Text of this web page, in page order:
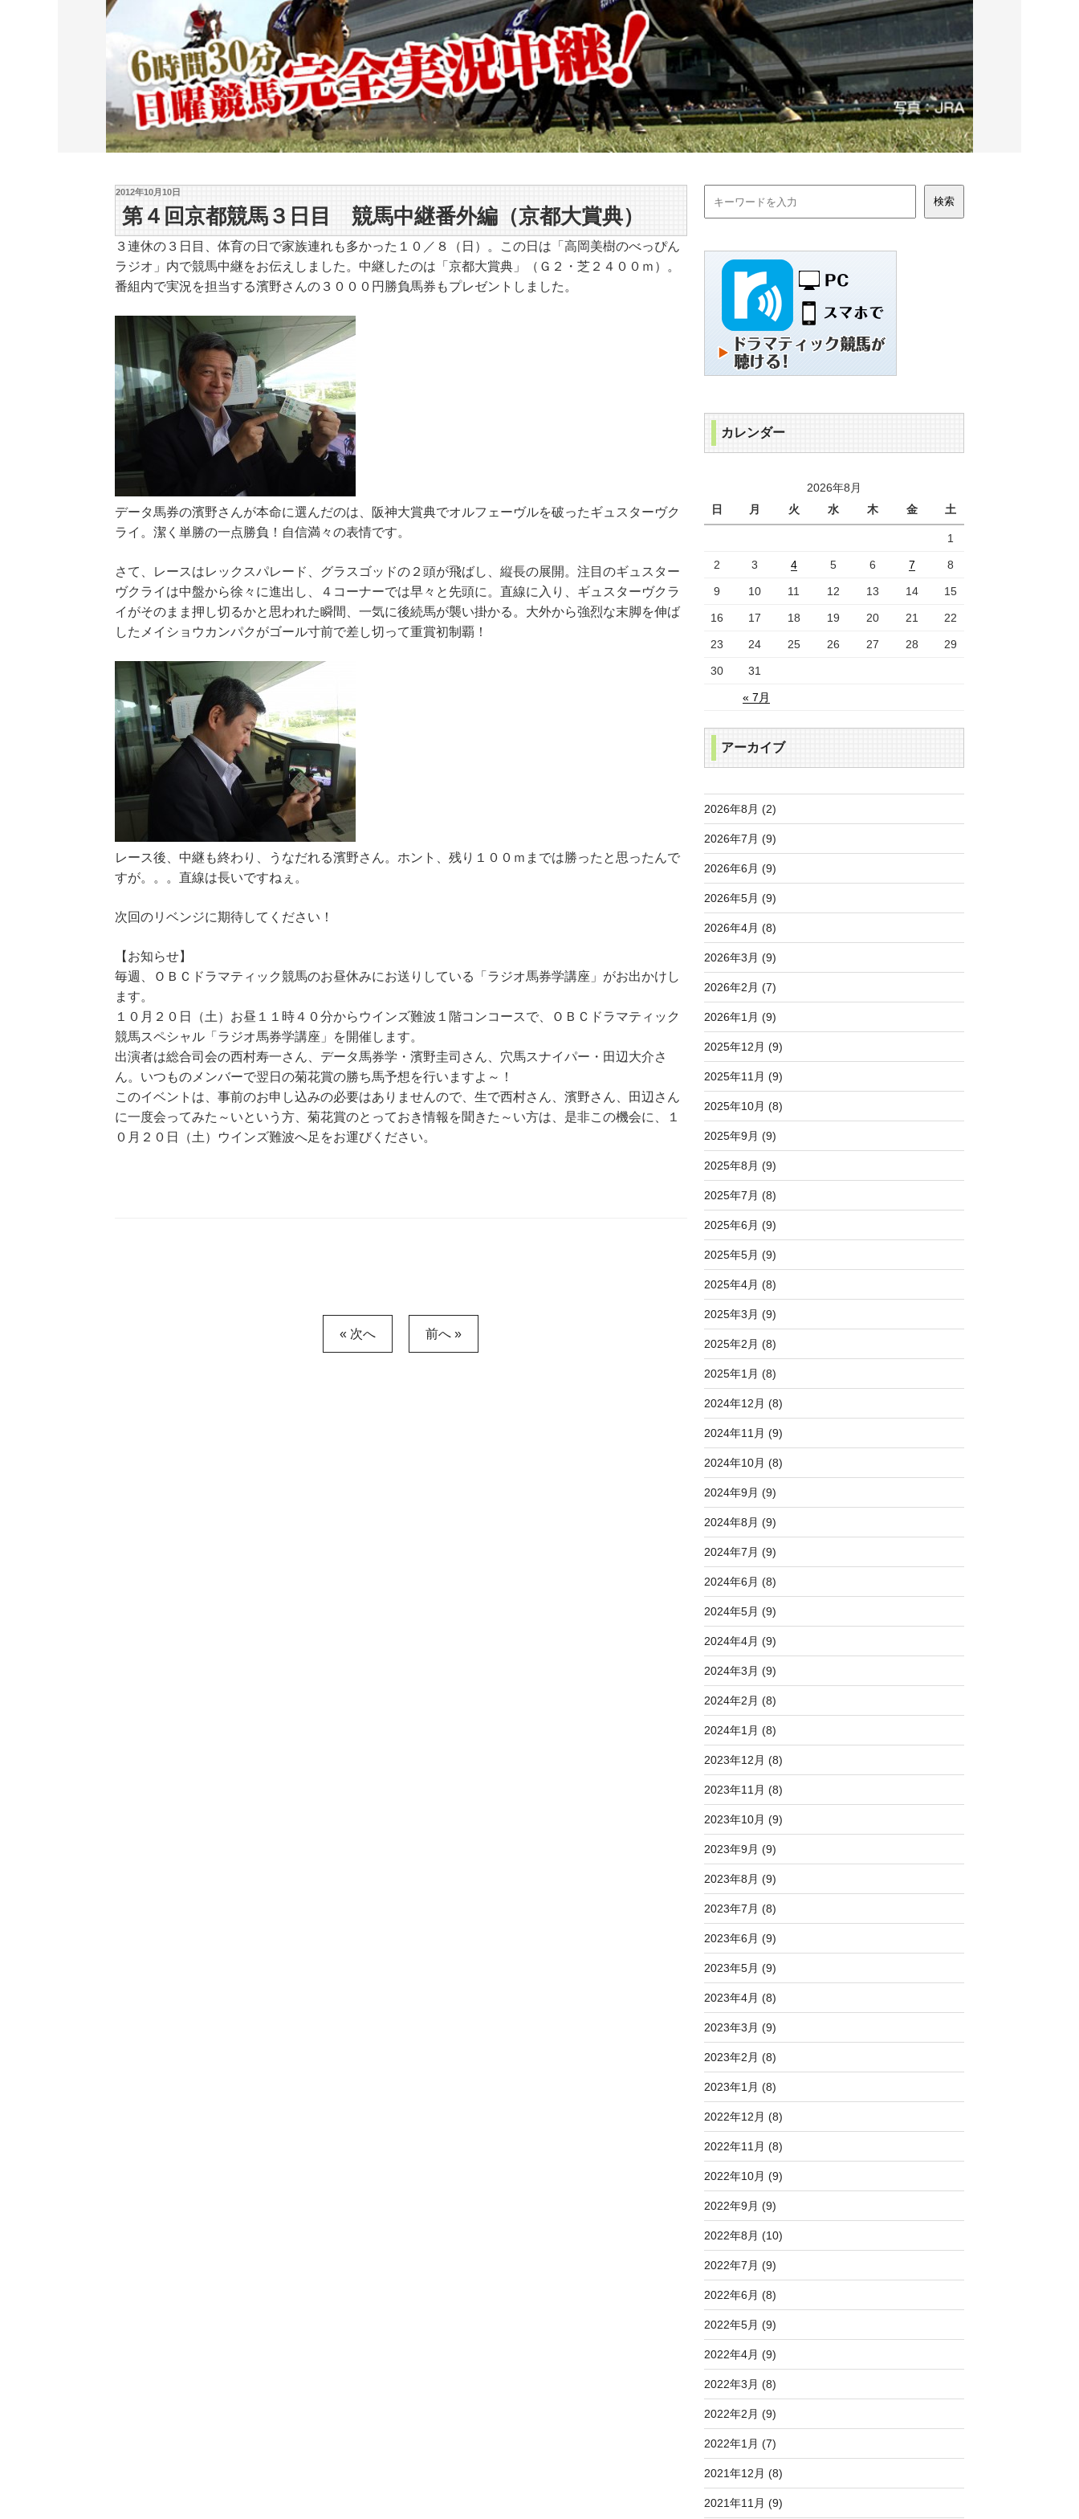
2012年10月10日
第４回京都競馬３日目 競馬中継番外編（京都大賞典）
３連休の３日目、体育の日で家族連れも多かった１０／８（日）。この日は「高岡美樹のべっぴん
ラジオ」内で競馬中継をお伝えしました。中継したのは「京都大賞典」（Ｇ２・芝２４００ｍ）。
番組内で実況を担当する濱野さんの３０００円勝負馬券もプレゼントしました。
データ馬券の濱野さんが本命に選んだのは、阪神大賞典でオルフェーヴルを破ったギュスターヴク
ライ。潔く単勝の一点勝負！自信満々の表情です。
さて、レースはレックスパレード、グラスゴッドの２頭が飛ばし、縦長の展開。注目のギュスター
ヴクライは中盤から徐々に進出し、４コーナーでは早々と先頭に。直線に入り、ギュスターヴクラ
イがそのまま押し切るかと思われた瞬間、一気に後続馬が襲い掛かる。大外から強烈な末脚を伸ば
したメイショウカンパクがゴール寸前で差し切って重賞初制覇！
レース後、中継も終わり、うなだれる濱野さん。ホント、残り１００ｍまでは勝ったと思ったんで
すが。。。直線は長いですねぇ。
次回のリベンジに期待してください！
【お知らせ】
毎週、ＯＢＣドラマティック競馬のお昼休みにお送りしている「ラジオ馬券学講座」がお出かけし
ます。
１０月２０日（土）お昼１１時４０分からウインズ難波１階コンコースで、ＯＢＣドラマティック
競馬スペシャル「ラジオ馬券学講座」を開催します。
出演者は総合司会の西村寿一さん、データ馬券学・濱野圭司さん、穴馬スナイパー・田辺大介さ
ん。いつものメンバーで翌日の菊花賞の勝ち馬予想を行いますよ～！
このイベントは、事前のお申し込みの必要はありませんので、生で西村さん、濱野さん、田辺さん
に一度会ってみた～いという方、菊花賞のとっておき情報を聞きた～い方は、是非この機会に、１
０月２０日（土）ウインズ難波へ足をお運びください。
« 次へ 前へ »
カレンダー
2026年8月
日
月 火 水 木 金 土
« 7月
1
2 3 4 5 6 7 8
9 10 11 12 13 14 15
16 17 18 19 20 21 22
23 24 25 26 27 28 29
30 31
アーカイブ
2026年8月 (2)
2026年7月 (9)
2026年6月 (9)
2026年5月 (9)
2026年4月 (8)
2026年3月 (9)
2026年2月 (7)
2026年1月 (9)
2025年12月 (9)
2025年11月 (9)
2025年10月 (8)
2025年9月 (9)
2025年8月 (9)
2025年7月 (8)
2025年6月 (9)
2025年5月 (9)
2025年4月 (8)
2025年3月 (9)
2025年2月 (8)
2025年1月 (8)
2024年12月 (8)
2024年11月 (9)
2024年10月 (8)
2024年9月 (9)
2024年8月 (9)
2024年7月 (9)
2024年6月 (8)
2024年5月 (9)
2024年4月 (9)
2024年3月 (9)
2024年2月 (8)
2024年1月 (8)
2023年12月 (8)
2023年11月 (8)
2023年10月 (9)
2023年9月 (9)
2023年8月 (9)
2023年7月 (8)
2023年6月 (9)
2023年5月 (9)
2023年4月 (8)
2023年3月 (9)
2023年2月 (8)
2023年1月 (8)
2022年12月 (8)
2022年11月 (8)
2022年10月 (9)
2022年9月 (9)
2022年8月 (10)
2022年7月 (9)
2022年6月 (8)
2022年5月 (9)
2022年4月 (9)
2022年3月 (8)
2022年2月 (9)
2022年1月 (7)
2021年12月 (8)
2021年11月 (9)